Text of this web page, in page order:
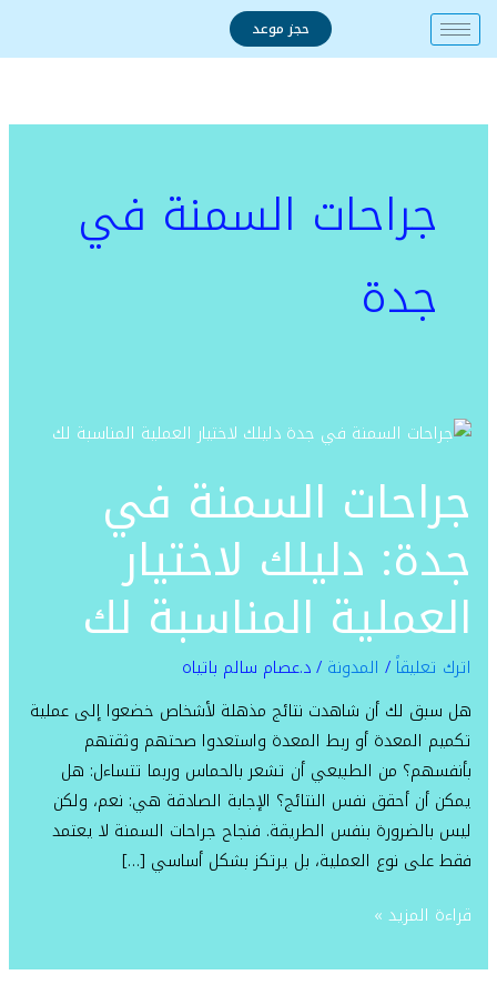
تخطي
إلى
حجز موعد
جراحات السمنة في
جدة
جراحات السمنة في
جدة: دليلك لاختيار
العملية المناسبة لك
اترك تعليقاً/ المدونة /د.عصام سالم باتياه
هل سبق لك أن شاهدت نتائج مذهلة لأشخاص خضعوا إلى عملية
تكميم المعدة أو ربط المعدة واستعدوا صحتهم وثقتهم
بأنفسهم؟ من الطبيعي أن تشعر بالحماس وربما تتساءل: هل
يمكن أن أحقق نفس النتائج؟ الإجابة الصادقة هي: نعم، ولكن
ليس بالضرورة بنفس الطريقة. فنجاح جراحات السمنة لا يعتمد
فقط على نوع العملية، بل يرتكز بشكل أساسي […]
جراحات
في
جدة:
دليلك
لاختيار
العملية
المناسبة
لك
قراءة المزيد »